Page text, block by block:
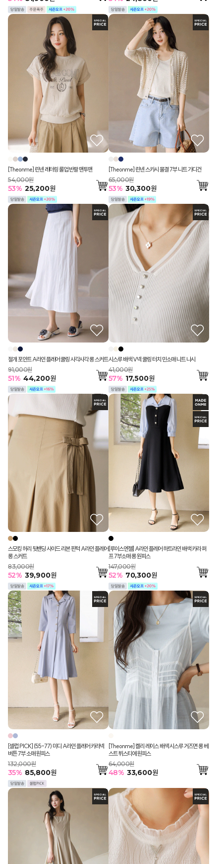
[Theonme] 린넨 레터링 롤업 반팔 맨투맨
54,000원
53% 25,200원
[Theonme] 린넨 스카시 물결 7부 니트 가디건
65,000원
53% 30,300원
절개 포인트 A라인 플레어 쿨링 사각사각 롱 스커트
91,000원
51% 44,200원
시스루 배색 V넥 쿨링 터치 민소매 니트 나시
41,000원
57% 17,500원
스모킹 허리 뒷밴딩 사이드 리본 핀턱 A라인 플레어
롱 스커트
83,000원
52% 39,900원
[루이스엔젤] A라인 플레어 하트라인 배색 카라 퍼
프 7부소매 롱 원피스
147,000원
52% 70,300원
[셀럽 PICK] (55-77) 미디 A라인 플레어 카라넥
버튼 7부 소매 원피스
132,000원
35% 85,800원
[Theonme] 켈리 레이스 배색 시스루 거즈면 롱 베
스트 뷔스티에 원피스
64,000원
48% 33,600원